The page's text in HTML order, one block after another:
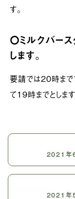
す。
〇ミルクバー
します。
要請では20時まで
て19時までとします
2021年6
2021年5